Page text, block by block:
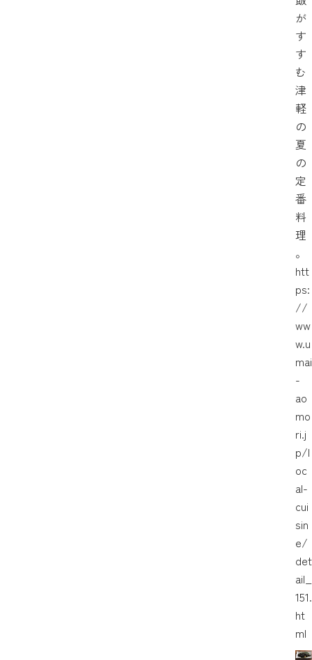
が
す
す
む
津
軽
の
夏
の
定
番
料
理
。
htt
ps:
//
ww
w.u
mai
-
ao
mo
ri.j
p/l
oc
al-
cui
sin
e/
det
ail_
151.
ht
ml